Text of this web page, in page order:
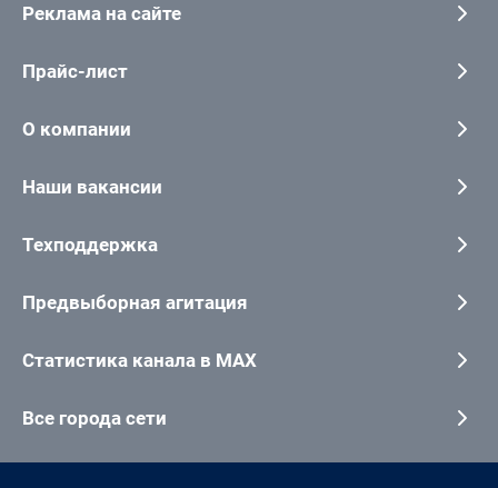
Реклама на сайте
Прайс-лист
О компании
Наши вакансии
Техподдержка
Предвыборная агитация
Статистика канала в MAX
Все города сети